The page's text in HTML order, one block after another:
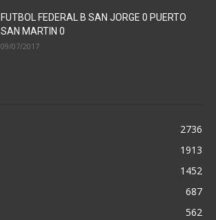
FUTBOL FEDERAL B SAN JORGE 0 PUERTO
SAN MARTIN 0
09/07/2017
2736
1913
1452
687
562